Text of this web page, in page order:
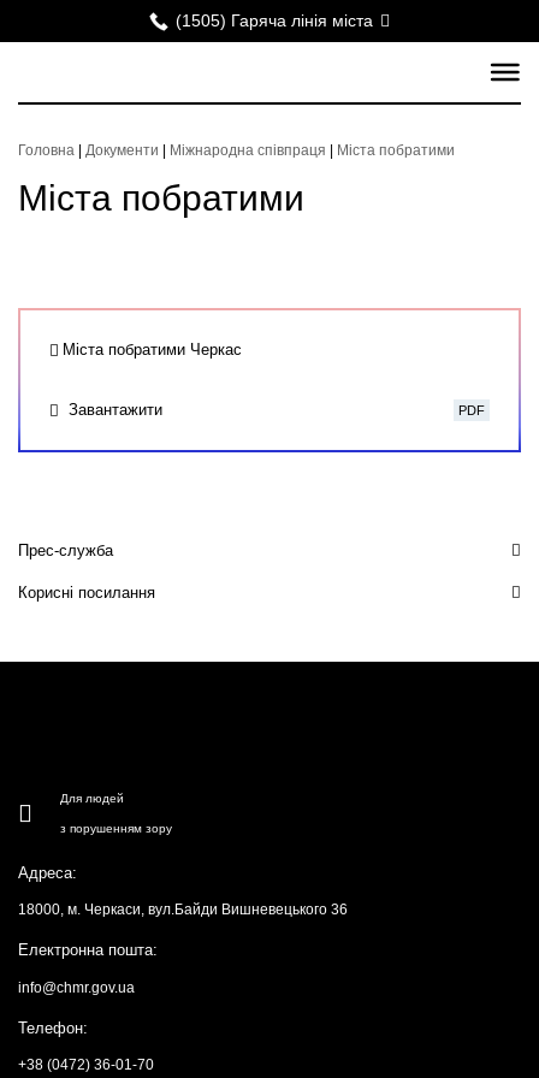
(1505) Гаряча лінія міста
Головна Документи Міжнародна співпраця Міста побратими
Міста побратими
Міста побратими Черкас
Завантажити PDF
Прес-служба
Корисні посилання
Для людей
з порушенням зору
Адреса:
18000, м. Черкаси, вул.Байди Вишневецького 36
Електронна пошта:
info@chmr.gov.ua
Телефон:
+38 (0472) 36-01-70